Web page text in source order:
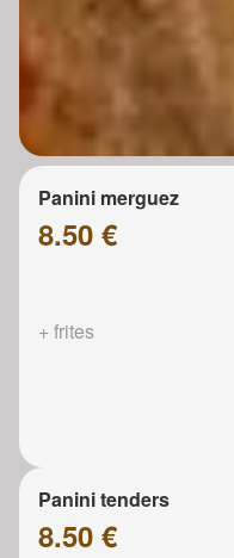
Panini merguez
8.50 €
+ frites
Panini tenders
8.50 €